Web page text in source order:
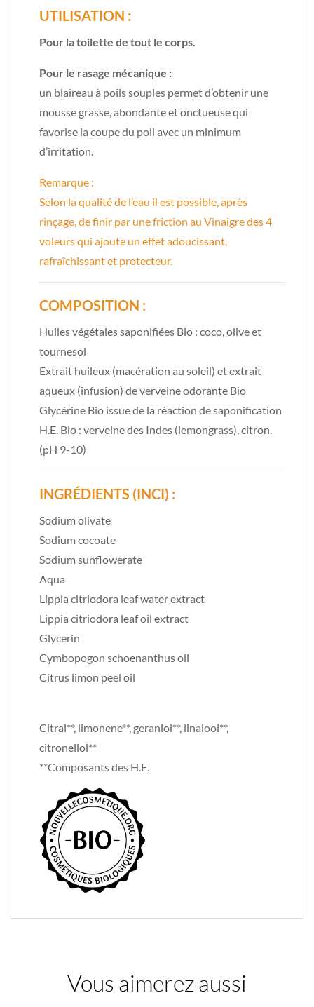
UTILISATION :
Pour la toilette de tout le corps.
Pour le rasage mécanique :
un blaireau à poils souples permet d’obtenir une
mousse grasse, abondante et onctueuse qui
favorise la coupe du poil avec un minimum
d’irritation.
Remarque :
Selon la qualité de l’eau il est possible, après
rinçage, de finir par une friction au Vinaigre des 4
voleurs qui ajoute un effet adoucissant,
rafraîchissant et protecteur.
COMPOSITION :
Huiles végétales saponifiées Bio : coco, olive et
tournesol
Extrait huileux (macération au soleil) et extrait
aqueux (infusion) de verveine odorante Bio
Glycérine Bio issue de la réaction de saponification
H.E. Bio : verveine des Indes (lemongrass), citron.
(pH 9-10)
INGRÉDIENTS (INCI) :
Sodium olivate
Sodium cocoate
Sodium sunflowerate
Aqua
Lippia citriodora leaf water extract
Lippia citriodora leaf oil extract
Glycerin
Cymbopogon schoenanthus oil
Citrus limon peel oil
Citral**, limonene**, geraniol**, linalool**,
citronellol**
**Composants des H.E.
Vous aimerez aussi